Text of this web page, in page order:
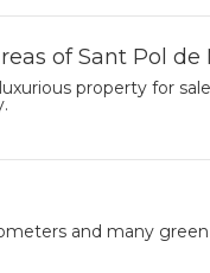
of Sant Pol de
property for
and many